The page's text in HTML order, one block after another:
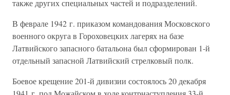
также других специальных частей и подразделений.
В феврале 1942 г. приказом командования Московского
военного округа в Гороховецких лагерях на базе
Латвийского запасного батальона был сформирован 1-й
отдельный запасной Латвийский стрелковый полк.
Боевое крещение 201-й дивизии состоялось 20 декабря